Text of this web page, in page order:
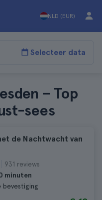
NLD (EUR)
Selecteer data
– Top
sees
de Nachtwacht van
931 reviews
minuten
bevestiging